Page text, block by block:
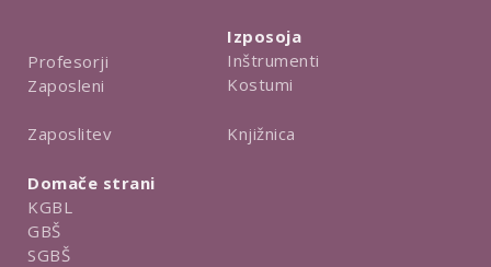
Profesorji
Zaposleni
Zaposlitev
Izposoja
Inštrumenti
Kostumi
Knjižnica
Domače strani
KGBL
GBŠ
SGBŠ